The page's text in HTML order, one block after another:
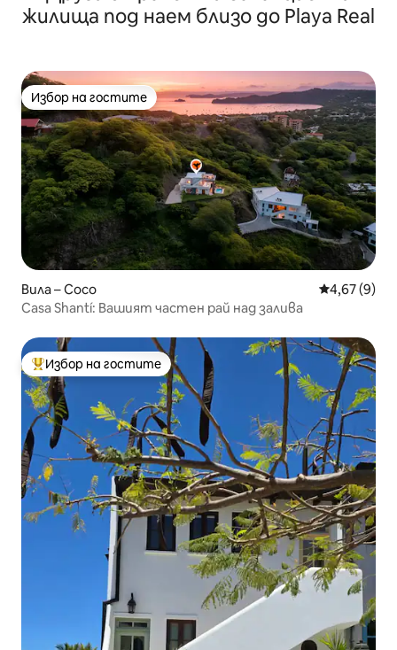
жилища под наем близо до Playa Real
Избор на гостите
Избор на гостите
Вила – Coco Средна
4,67 (9)
Casa Shantí: Вашият частен рай над залива
Най-популярен избор на гостите
Избор на гостите